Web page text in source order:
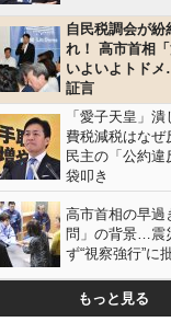
自民税調会が紛
れ！ 高市首相
いよいよトド
証言
「愛子天皇」
費税減税はなぜ
民主の「公約
袋叩き
高市首相の早過
問」の背景…震
ず“視察強行”に
もっと見る